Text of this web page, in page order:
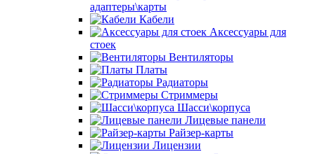
адаптеры\карты
Кабели
Аксессуары для
стоек
Вентиляторы
Платы
Радиаторы
Стриммеры
Шасси\корпуса
Лицевые панели
Райзер-карты
Лицензии